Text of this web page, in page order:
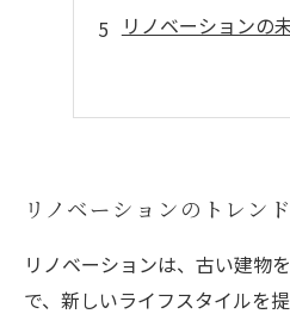
リノベーションの
リノベーションのトレンド
リノベーションは、古い建物
で、新しいライフスタイルを